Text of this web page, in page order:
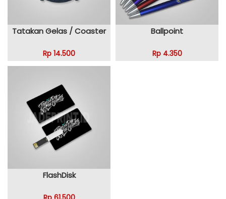
Tatakan Gelas / Coaster
Rp 14.500
Ballpoint
Rp 4.350
FlashDisk